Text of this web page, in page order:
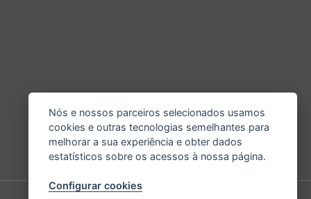
Nós e nossos parceiros selecionados usamos
cookies e outras tecnologias semelhantes para
melhorar a sua experiência e obter dados
estatísticos sobre os acessos à nossa página.
Configurar cookies